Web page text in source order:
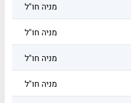
מניה חו"ל
מניה חו"ל
מניה חו"ל
מניה חו"ל